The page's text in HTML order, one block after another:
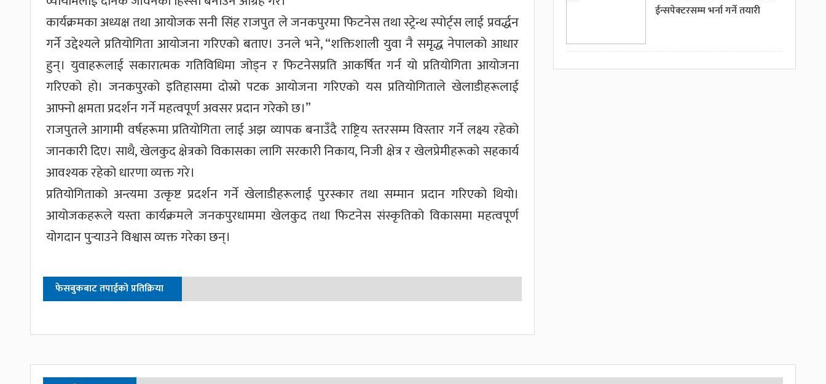
कार्यक्रमका अध्यक्ष तथा आयोजक सनी सिंह राजपुत ले जनकपुरमा फिटनेस तथा स्ट्रेन्थ स्पोर्ट्स लाई प्रवर्द्धन
गर्ने उद्देश्यले प्रतियोगिता आयोजना गरिएको बताए। उनले भने, “शक्तिशाली युवा नै समृद्ध नेपालको आधार
हुन्। युवाहरूलाई सकारात्मक गतिविधिमा जोड्न र फिटनेसप्रति आकर्षित गर्न यो प्रतियोगिता आयोजना
गरिएको हो। जनकपुरको इतिहासमा दोस्रो पटक आयोजना गरिएको यस प्रतियोगिताले खेलाडीहरूलाई
आफ्नो क्षमता प्रदर्शन गर्ने महत्वपूर्ण अवसर प्रदान गरेको छ।”
राजपुतले आगामी वर्षहरूमा प्रतियोगिता लाई अझ व्यापक बनाउँदै राष्ट्रिय स्तरसम्म विस्तार गर्ने लक्ष्य रहेको
जानकारी दिए। साथै, खेलकुद क्षेत्रको विकासका लागि सरकारी निकाय, निजी क्षेत्र र खेलप्रेमीहरूको सहकार्य
आवश्यक रहेको धारणा व्यक्त गरे।
प्रतियोगिताको अन्त्यमा उत्कृष्ट प्रदर्शन गर्ने खेलाडीहरूलाई पुरस्कार तथा सम्मान प्रदान गरिएको थियो।
आयोजकहरूले यस्ता कार्यक्रमले जनकपुरधाममा खेलकुद तथा फिटनेस संस्कृतिको विकासमा महत्वपूर्ण
योगदान पुर्‍याउने विश्वास व्यक्त गरेका छन्।
फेसबुकबाट तपाईको प्रतिक्रिया
ईन्सपेक्टरसम्म भर्ना गर्ने तयारी